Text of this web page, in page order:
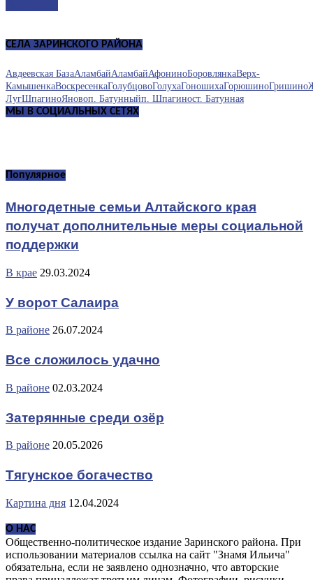
СЕЛА ЗАРИНСКОГО РАЙОНА
Авдеевская БазаАламбайАламбайАфониноБоровлянкаВерх-
КамышенкаВоскресенкаГолубцовоГолухаГоношихаГорюшиноГришино
ЛугШпагиноЯновоп. Батунныйп. Шпагиност. Батунная
МЫ В СОЦИАЛЬНЫХ СЕТЯХ
Популярное
Многодетные семьи Алтайского края
получат дополнительные меры социальной
поддержки
В крае 29.03.2024
У ворот Салаира
В районе 26.07.2024
Все сложилось удачно
В районе 02.03.2024
Затерянные среди озёр
В районе 20.05.2026
Тягунское богачество
Картина дня 12.04.2024
О НАС
Общественно-политическое издание Заринского района. При
использовании материалов ссылка на сайт "Знамя Ильича"
обязательна, если не заявлено однозначно, что авторские